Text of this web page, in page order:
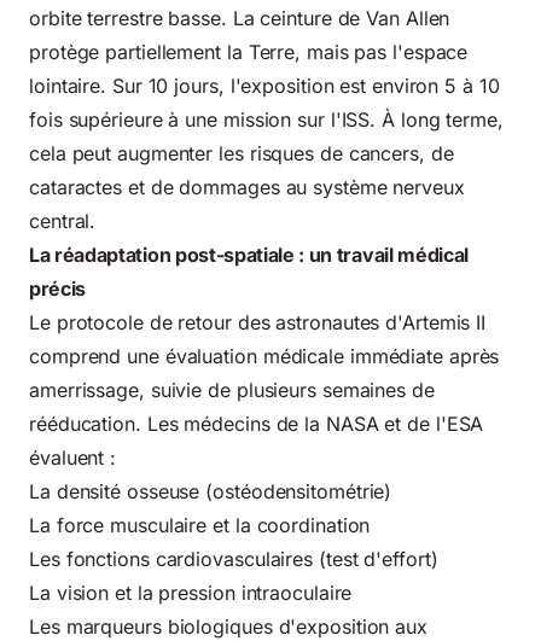
orbite terrestre basse. La ceinture de Van Allen
protège partiellement la Terre, mais pas l'espace
lointaire. Sur 10 jours, l'exposition est environ 5 à 10
fois supérieure à une mission sur l'ISS. À long terme,
cela peut augmenter les risques de cancers, de
cataractes et de dommages au système nerveux
central.
La réadaptation post-spatiale : un travail médical
précis
Le protocole de retour des astronautes d'Artemis II
comprend une évaluation médicale immédiate après
amerrissage, suivie de plusieurs semaines de
rééducation. Les médecins de la NASA et de l'ESA
évaluent :
La densité osseuse (ostéodensitométrie)
La force musculaire et la coordination
Les fonctions cardiovasculaires (test d'effort)
La vision et la pression intraoculaire
Les marqueurs biologiques d'exposition aux